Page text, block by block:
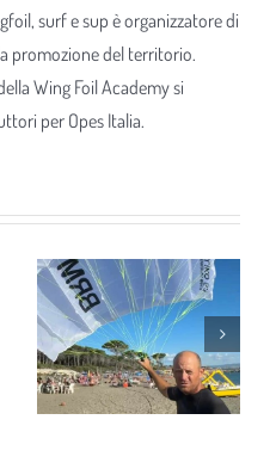
surf e sup è organizzatore di
promozione del territorio.
Wing Foil Academy si
per Opes Italia.